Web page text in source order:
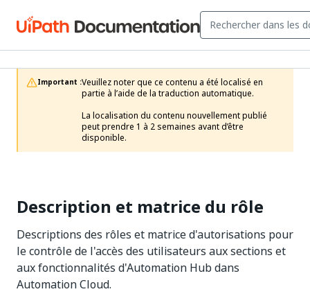
Important :Veuillez noter que ce contenu a été localisé en
partie à l’aide de la traduction automatique.
La localisation du contenu nouvellement publié
peut prendre 1 à 2 semaines avant d’être
disponible.
Description et matrice du rôle
Descriptions des rôles et matrice d'autorisations pour
le contrôle de l'accès des utilisateurs aux sections et
aux fonctionnalités d'Automation Hub dans
Automation Cloud.